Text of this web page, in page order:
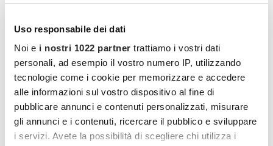
Uso responsabile dei dati
Noi e i nostri 1022 partner trattiamo i vostri dati
personali, ad esempio il vostro numero IP, utilizzando
tecnologie come i cookie per memorizzare e accedere
alle informazioni sul vostro dispositivo al fine di
pubblicare annunci e contenuti personalizzati, misurare
gli annunci e i contenuti, ricercare il pubblico e sviluppare
i servizi. Avete la possibilità di scegliere chi utilizza i